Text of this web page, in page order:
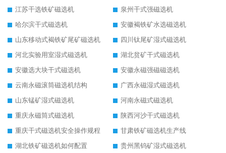
江苏干选铁矿磁选机
泉州干式强磁选机
哈尔滨干式磁选机
安徽褐铁矿水选磁选机
山东移动式褐铁矿尾矿磁选机
四川钛尾矿湿式磁选机
河北实验用室湿式磁选机
湖北贫矿干式磁选机
安徽选大块干式磁选机
安徽永磁强磁磁选机
云南永磁滚筒磁选机结构
广西永磁湿式磁选机
山东锰矿湿式磁选机
河南永磁式磁选机
重庆永磁筒式磁选机
陕西河沙干式磁选机
重庆干式磁选机安全操作规程
甘肃铁矿磁选机生产线
湖北铁矿磁选机如何配置
贵州黑钨矿湿式磁选机